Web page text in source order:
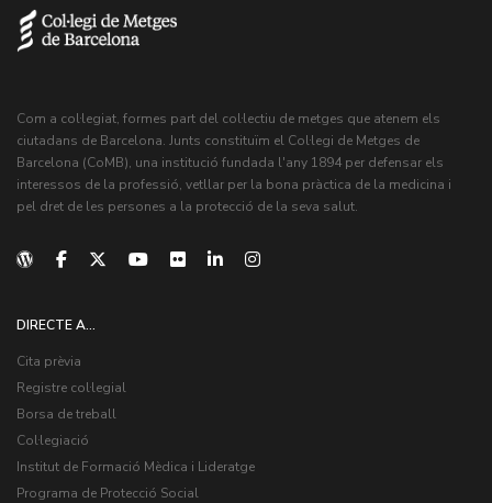
Com a col·legiat, formes part del col·lectiu de metges que atenem els
ciutadans de Barcelona. Junts constituïm el Col·legi de Metges de
Barcelona (CoMB), una institució fundada l'any 1894 per defensar els
interessos de la professió, vetllar per la bona pràctica de la medicina i
pel dret de les persones a la protecció de la seva salut.
DIRECTE A...
Cita prèvia
Registre col·legial
Borsa de treball
Col·legiació
Institut de Formació Mèdica i Lideratge
Programa de Protecció Social